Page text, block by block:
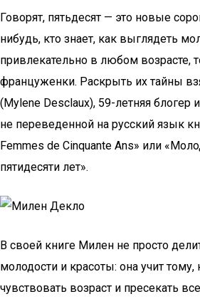
Говорят, пятьдесят — это новые
нибудь, кто знает, как выглядеть
привлекательно в любом возрасте,
француженки. Раскрыть их тайны
(Mylene Desclaux), 59-летняя
не переведенной на русский язык
Femmes de Cinquante Ans» или
пятидесяти лет».
В своей книге Милен не просто
молодости и красоты: она учит тому,
чувствовать возраст и пресекать